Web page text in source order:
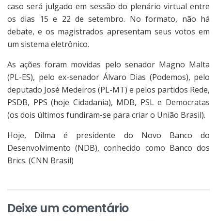
caso será julgado em sessão do plenário virtual entre
os dias 15 e 22 de setembro. No formato, não há
debate, e os magistrados apresentam seus votos em
um sistema eletrônico.
As ações foram movidas pelo senador Magno Malta
(PL-ES), pelo ex-senador Álvaro Dias (Podemos), pelo
deputado José Medeiros (PL-MT) e pelos partidos Rede,
PSDB, PPS (hoje Cidadania), MDB, PSL e Democratas
(os dois últimos fundiram-se para criar o União Brasil).
Hoje, Dilma é presidente do Novo Banco do
Desenvolvimento (NDB), conhecido como Banco dos
Brics. (CNN Brasil)
Deixe um comentário